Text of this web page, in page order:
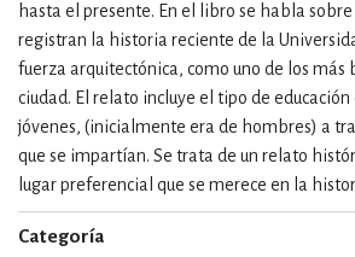
hasta el presente. En el libro se habla sobre
registran la historia reciente de la
fuerza arquitectónica, como uno de los más
ciudad. El relato incluye el tipo de
jóvenes, (inicialmente era de hombres) a
que se impartían. Se trata de un relato
lugar preferencial que se merece en la
Categoría